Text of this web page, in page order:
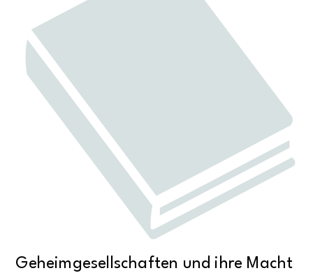
Geheimgesellschaften und ihre Macht